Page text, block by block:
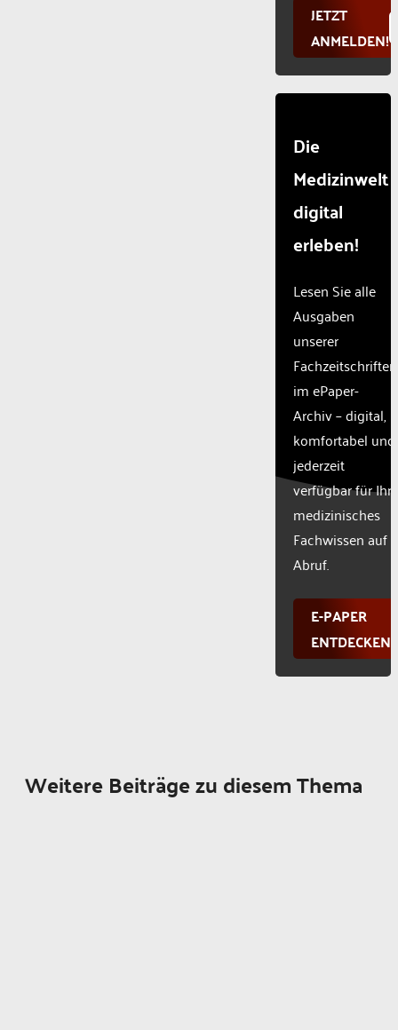
JETZT
ANMELDEN!
Die
Medizinwelt
digital
erleben!
Lesen Sie alle
Ausgaben
unserer
Fachzeitschriften
im ePaper-
Archiv – digital,
komfortabel und
jederzeit
verfügbar für Ihr
medizinisches
Fachwissen auf
Abruf.
E-PAPER
ENTDECKEN
Weitere Beiträge zu diesem Thema